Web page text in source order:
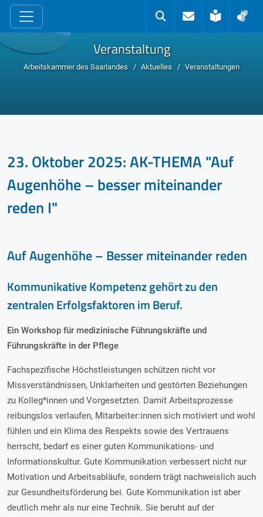
zum Inhalt
SucheKontakt
Leichte
Veranstaltung
Arbeitskammer des Saarlandes Aktuelles Veranstaltungen
23. Oktober 2025: AK-THEMA "Auf
Augenhöhe – besser miteinander
reden I"
Auf Augenhöhe – Besser miteinander reden
Kommunikative Kompetenz gehört zu den
zentralen Erfolgsfaktoren im Beruf.
Ein Workshop für medizinische Führungskräfte und
Führungskräfte in der Pflege
Fachspezifische Höchstleistungen schützen nicht vor
Missverständnissen, Unklarheiten und gestörten Beziehungen
zu Kolleg*innen und Vorgesetzten. Damit Arbeitsprozesse
reibungslos verlaufen, Mitarbeiter:innen sich motiviert und wohl
fühlen und ein Klima des Respekts sowie des Vertrauens
herrscht, bedarf es einer guten Kommunikations- und
Informationskultur. Gute Kommunikation verbessert nicht nur
Motivation und Arbeitsabläufe, sondern trägt nachweislich auch
zur Gesundheitsförderung bei. Gute Kommunikation ist aber
deutlich mehr als nur eine Technik. Sie beruht auf der